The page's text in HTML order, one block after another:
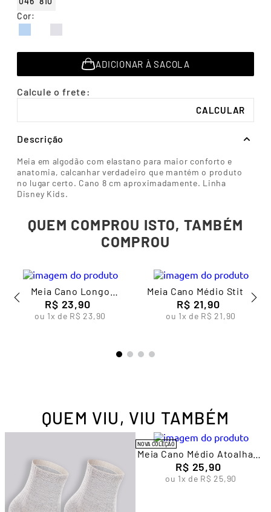
Cor:
ADICIONAR À SACOLA
Descrição
Meia em algodão com elastano para maior conforto e
anatomia, calcanhar verdadeiro que mantém o produto
no lugar certo. Cano 8 cm aproximadamente. Linha
Disney Kids.
QUEM COMPROU ISTO, TAMBÉM
COMPROU
Meia Cano Longo
Divertidamente Infantil
Unissex Lupo
R$ 23,90
ou 1x de R$ 23,90
Meia Cano Médio Stitch
Infantil Unissex Lupo
R$ 21,90
ou 1x de R$ 21,90
QUEM VIU, VIU TAMBÉM
NOVA COLEÇÃO
Meia Cano Médio Atoalhada
Feminina Lupo
R$ 25,90
ou 1x de R$ 25,90
10º meia masculina